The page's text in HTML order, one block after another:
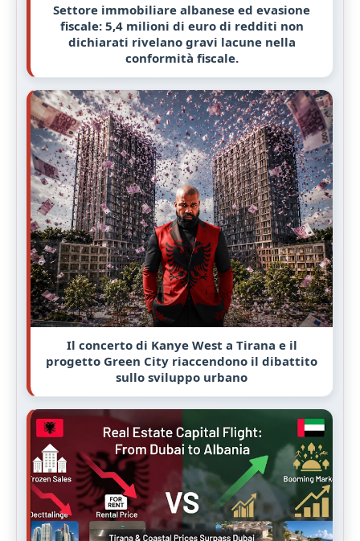
Settore immobiliare albanese ed evasione
fiscale: 5,4 milioni di euro di redditi non
dichiarati rivelano gravi lacune nella
conformità fiscale.
Il concerto di Kanye West a Tirana e il
progetto Green City riaccendono il dibattito
sullo sviluppo urbano